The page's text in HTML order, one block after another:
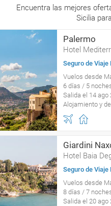
Encuentra las mejores
Sicilia
Palermo
Hotel
Seguro de Viaje
Vuelos desde
6 días / 5
Salida el 14 ago
Alojamiento y
Giardini
Hotel Baia
Seguro de Viaje
Vuelos desde
8 días / 7
Salida el 20 ago